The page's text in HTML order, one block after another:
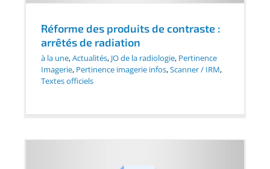
Réforme des produits de contraste :
arrêtés de radiation
à la une,Actualités, JO de la radiologie, Pertinence
Imagerie, Pertinence imagerie infos,Scanner / IRM,
Textes officiels